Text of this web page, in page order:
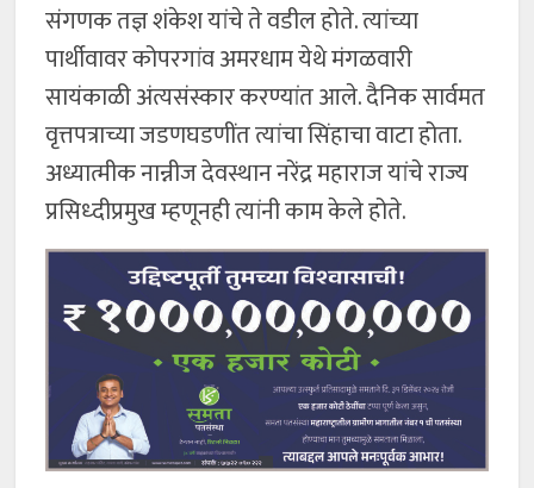
संगणक तज्ञ शंकेश यांचे ते वडील होते. त्यांच्या
पार्थीवावर कोपरगांव अमरधाम येथे मंगळवारी
सायंकाळी अंत्यसंस्कार करण्यांत आले. दैनिक सार्वमत
वृत्तपत्राच्या जडणघडणींत त्यांचा सिंहाचा वाटा होता.
अध्यात्मीक नान्नीज देवस्थान नरेंद्र महाराज यांचे राज्य
प्रसिध्दीप्रमुख म्हणूनही त्यांनी काम केले होते.